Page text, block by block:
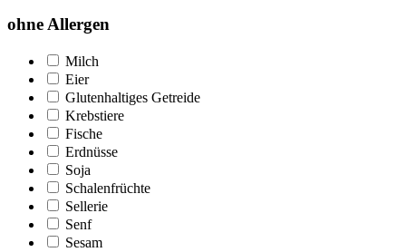
ohne Allergen
Milch
Eier
Glutenhaltiges Getreide
Krebstiere
Fische
Erdnüsse
Soja
Schalenfrüchte
Sellerie
Senf
Sesam